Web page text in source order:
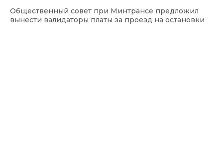
Общественный совет при Минтрансе предложил
вынести валидаторы платы за проезд на остановки